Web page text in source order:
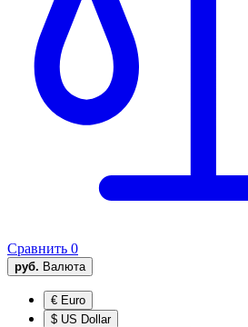
Сравнить 0
руб. Валюта
€ Euro
$ US Dollar